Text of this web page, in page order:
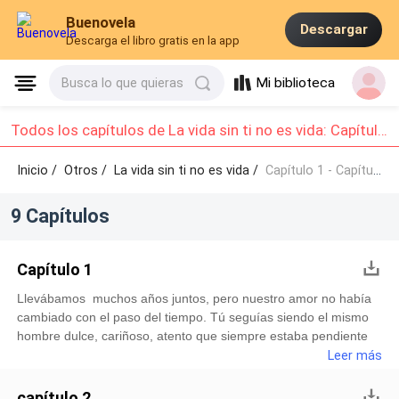
Buenovela
Descarga el libro gratis en la app
Descargar
Busca lo que quieras Mi biblioteca
Todos los capítulos de La vida sin ti no es vida: Capítulo 1 - Capítulo 9
Inicio / Otros/La vida sin ti no es vida / Capítulo 1 - Capítulo 9
9 Capítulos
Capítulo 1
Llevábamos muchos años juntos, pero nuestro amor no había
cambiado con el paso del tiempo. Tú seguías siendo el mismo
hombre dulce, cariñoso, atento que siempre estaba pendiente
de mi como cuando nos conocimos. Todas las semanas me
floristería, me encanta que no cambies con el tiempo.-¿ Cómo
Leer más